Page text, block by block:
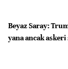
Beyaz Saray:
yana ancak askeri